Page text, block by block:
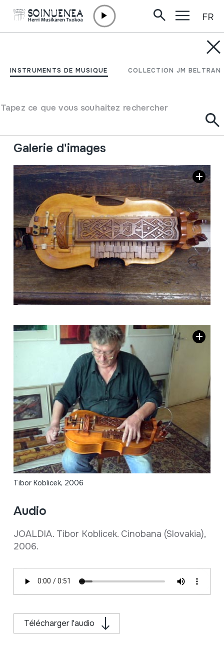
INSTRUMENTS DE MUSIQUE COLLECTION JM BELTRAN
Tapez ce que vous souhaitez rechercher
FR
NINERA
Tibor Koblicek. Turicky 15. 98522 Cinobana. Slovensko.
Type d'instrument de musique
Galerie d'images
Tibor Koblicek, 2006
Audio
JOALDIA. Tibor Koblicek. Cinobana (Slovakia),
2006.
Télécharger l'audio